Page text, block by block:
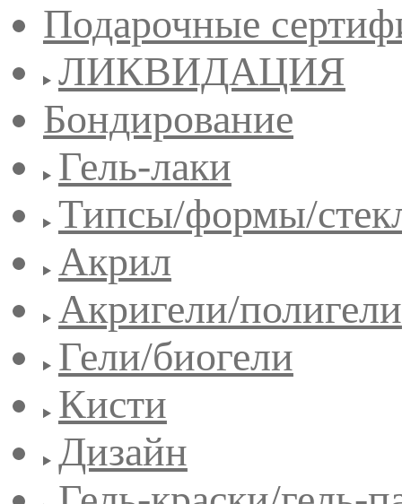
Подарочные
ЛИКВИДАЦИЯ
Бондирование
Гель-лаки
Типсы/формы/
Акрил
Акригели/полигели
Гели/биогели
Кисти
Дизайн